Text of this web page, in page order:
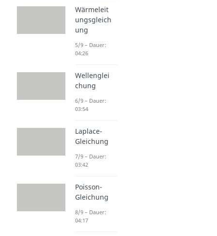
Wärmeleit
ungsgleich
ung
5/9 – Dauer:
04:26
Wellenglei
chung
6/9 – Dauer:
03:54
Laplace-
Gleichung
7/9 – Dauer:
03:42
Poisson-
Gleichung
8/9 – Dauer:
04:17